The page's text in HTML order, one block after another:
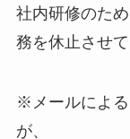
社内研修のた
務を休止させて
※メールによ
が、